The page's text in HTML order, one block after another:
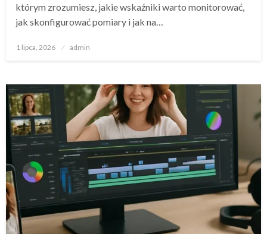
którym zrozumiesz, jakie wskaźniki warto monitorować,
jak skonfigurować pomiary i jak na…
Opublikowane
1 lipca, 2026 admin